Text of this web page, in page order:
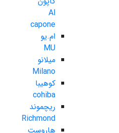
Al
capone
ام.یو
MU
میلانو
Milano
کوهیبا
cohiba
ریچموند
Richmond
هاروست